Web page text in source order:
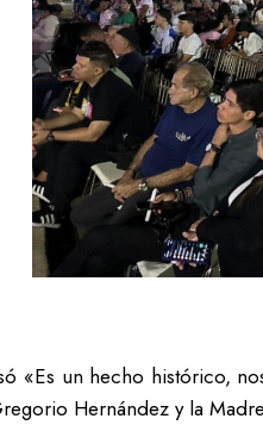
«Es un hecho histórico,
Hernández y la